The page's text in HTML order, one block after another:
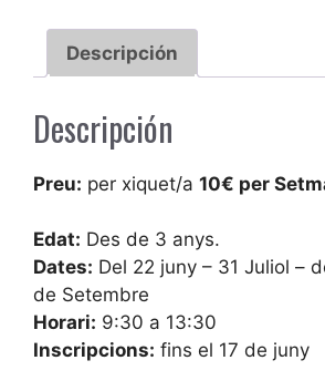
Descripción
Descripción
Preu: per xiquet/a 10€ per
Edat: Des de 3 anys.
Dates: Del 22 juny – 31 Juliol –
de Setembre
Horari: 9:30 a 13:30
Inscripcions: fins el 17 de juny